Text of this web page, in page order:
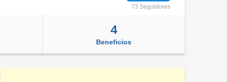
73 Seguidores
4
Beneficios